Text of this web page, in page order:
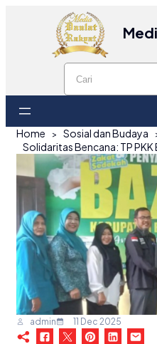
Home
Sosial dan Budaya
admin 11 Dec 2025